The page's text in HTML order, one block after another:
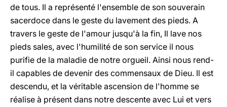
de tous. Il a représenté l'ensemble de son souverain
sacerdoce dans le geste du lavement des pieds. A
travers le geste de l'amour jusqu'à la fin, Il lave nos
pieds sales, avec l'humilité de son service il nous
purifie de la maladie de notre orgueil. Ainsi nous rend-
il capables de devenir des commensaux de Dieu. Il est
descendu, et la véritable ascension de l'homme se
réalise à présent dans notre descente avec Lui et vers